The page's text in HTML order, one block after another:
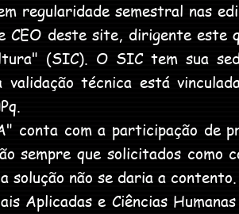
regularidade semestral nas
deste site, dirigente este
(SIC). O SIC tem sua
técnica está
com a participação de
sempre que solicitados como
solução não se daria a
Aplicadas e Ciências